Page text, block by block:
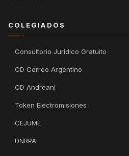
COLEGIADOS
Consultorio Jurídico Gratuito
CD Correo Argentino
CD Andreani
Token Electromisiones
CEJUME
DNRPA